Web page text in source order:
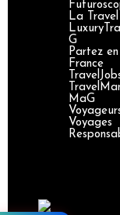
La Travel
G
Partez en
France
MaG
Voyages